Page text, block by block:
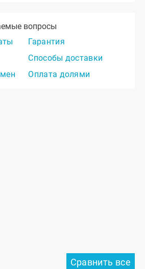
вопросы
Гарантия
Способы доставки
Оплата долями